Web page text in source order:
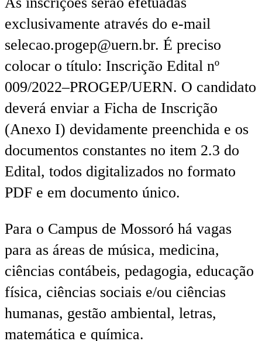
exclusivamente através do e-mail
selecao.progep@uern.br. É preciso
colocar o título: Inscrição Edital nº
009/2022–PROGEP/UERN. O candidato
deverá enviar a Ficha de Inscrição
(Anexo I) devidamente preenchida e os
documentos constantes no item 2.3 do
Edital, todos digitalizados no formato
PDF e em documento único.
Para o Campus de Mossoró há vagas
para as áreas de música, medicina,
ciências contábeis, pedagogia, educação
física, ciências sociais e/ou ciências
humanas, gestão ambiental, letras,
matemática e química.